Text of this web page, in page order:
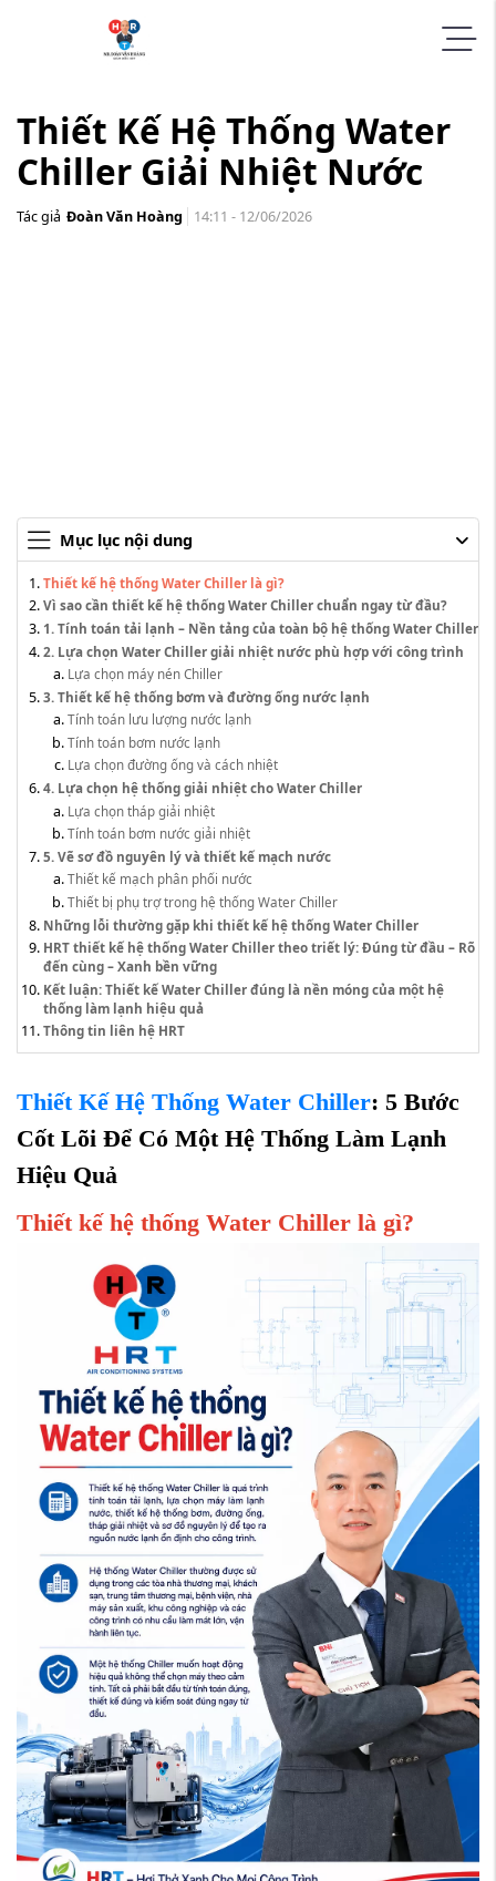
Thiết Kế Hệ Thống Water
Chiller Giải Nhiệt Nước
Tác giả Đoàn Văn Hoàng 14:11 - 12/06/2026
Mục lục nội dung
Thiết kế hệ thống Water Chiller là gì?
Vì sao cần thiết kế hệ thống Water Chiller chuẩn ngay từ đầu?
1. Tính toán tải lạnh – Nền tảng của toàn bộ hệ thống Water Chiller
2. Lựa chọn Water Chiller giải nhiệt nước phù hợp với công trình
Lựa chọn máy nén Chiller
3. Thiết kế hệ thống bơm và đường ống nước lạnh
Tính toán lưu lượng nước lạnh
Tính toán bơm nước lạnh
Lựa chọn đường ống và cách nhiệt
4. Lựa chọn hệ thống giải nhiệt cho Water Chiller
Lựa chọn tháp giải nhiệt
Tính toán bơm nước giải nhiệt
5. Vẽ sơ đồ nguyên lý và thiết kế mạch nước
Thiết kế mạch phân phối nước
Thiết bị phụ trợ trong hệ thống Water Chiller
Những lỗi thường gặp khi thiết kế hệ thống Water Chiller
HRT thiết kế hệ thống Water Chiller theo triết lý: Đúng từ đầu – Rõ
đến cùng – Xanh bền vững
Kết luận: Thiết kế Water Chiller đúng là nền móng của một hệ
thống làm lạnh hiệu quả
Thông tin liên hệ HRT
Thiết Kế Hệ Thống Water Chiller: 5 Bước
Cốt Lõi Để Có Một Hệ Thống Làm Lạnh
Hiệu Quả
Thiết kế hệ thống Water Chiller là gì?